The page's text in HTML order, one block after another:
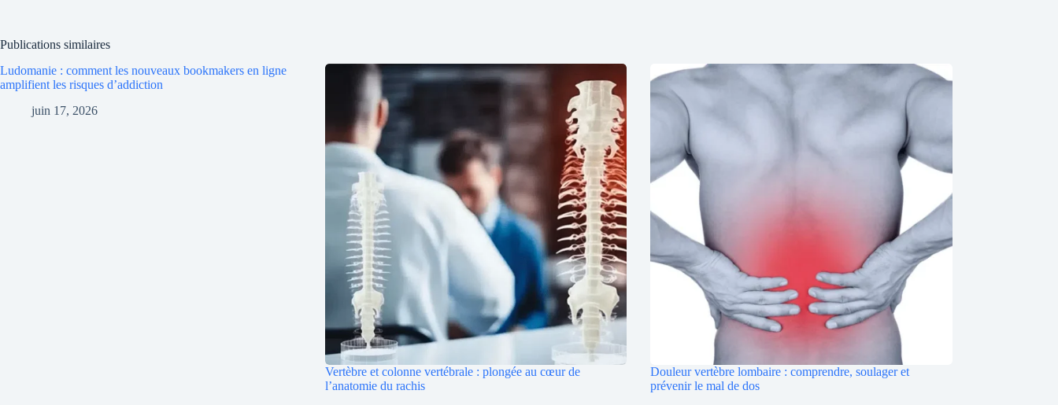
Publications similaires
Ludomanie : comment les nouveaux bookmakers en ligne
amplifient les risques d’addiction
juin 17, 2026
Vertèbre et colonne vertébrale : plongée au cœur de
l’anatomie du rachis
Douleur vertèbre lombaire : comprendre, soulager et
prévenir le mal de dos